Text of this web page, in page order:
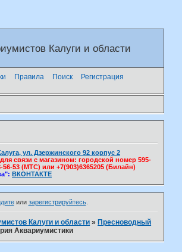
Калуги и области
Правила Поиск
Регистрация
ул. Дзержинского 92 корпус 2
связи с магазином: городской номер 595-
56-53 (МТС) или +7(903)6365205 (Билайн)
ВКОНТАКТЕ
или зарегистрируйтесь.
Калуги и области » Пресноводный
Аквариумистики